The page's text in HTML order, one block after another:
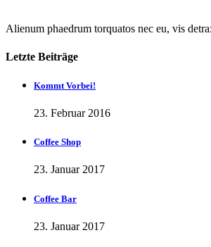
Alienum phaedrum torquatos nec eu, vis
Letzte Beiträge
Kommt Vorbei!
23. Februar 2016
Coffee Shop
23. Januar 2017
Coffee Bar
23. Januar 2017